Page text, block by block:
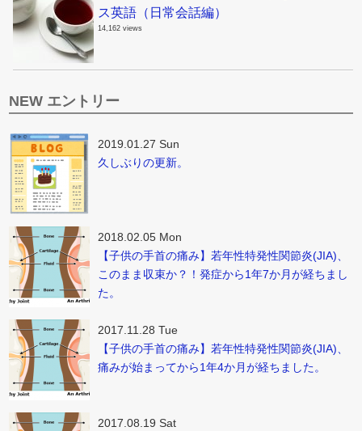
ス英語（日常会話編）
14,162 views
NEW エントリー
2019.01.27 Sun
久しぶりの更新。
2018.02.05 Mon
【子供の手首の痛み】若年性特発性関節炎(JIA)、
このまま収束か？！発症から1年7か月が経ちまし
た。
2017.11.28 Tue
【子供の手首の痛み】若年性特発性関節炎(JIA)、
痛みが始まってから1年4か月が経ちました。
2017.08.19 Sat